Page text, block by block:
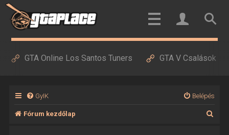
GTA Online Los Santos Tuners GTA V Csalások
GyIK Belépés
Fórum kezdőlap